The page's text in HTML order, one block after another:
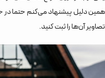
همین دلیل پیشنهاد می‌کنم حتما در
تصاویر آن‌ها را ثبت کنید.